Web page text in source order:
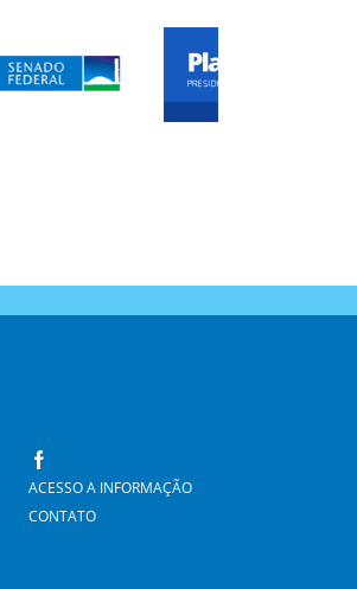
ACESSO A INFORMAÇÃO
CONTATO